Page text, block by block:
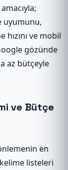
uyumunu,
hızını ve mobil
gözünde
az bütçeyle
ve Bütçe
en
listeleri